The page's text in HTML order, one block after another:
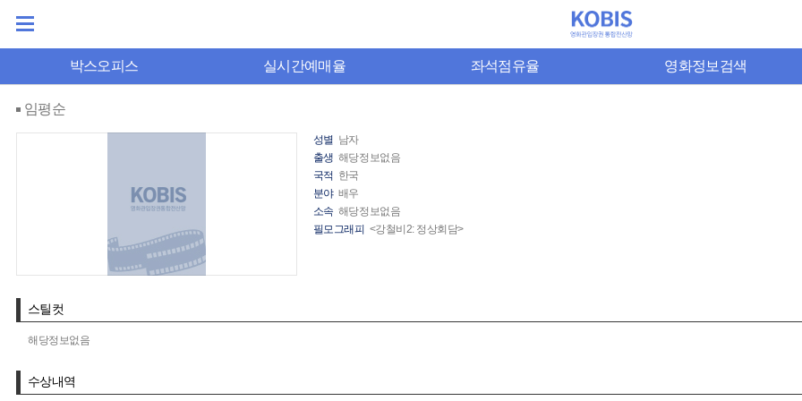
박스오피스 실시간예매율 좌석점유율 영화정보검색
임평순
성별 남자
출생 해당정보없음
국적 한국
분야 배우
소속 해당정보없음
필모그래피 <강철비2: 정상회담>
스틸컷
해당정보없음
수상내역